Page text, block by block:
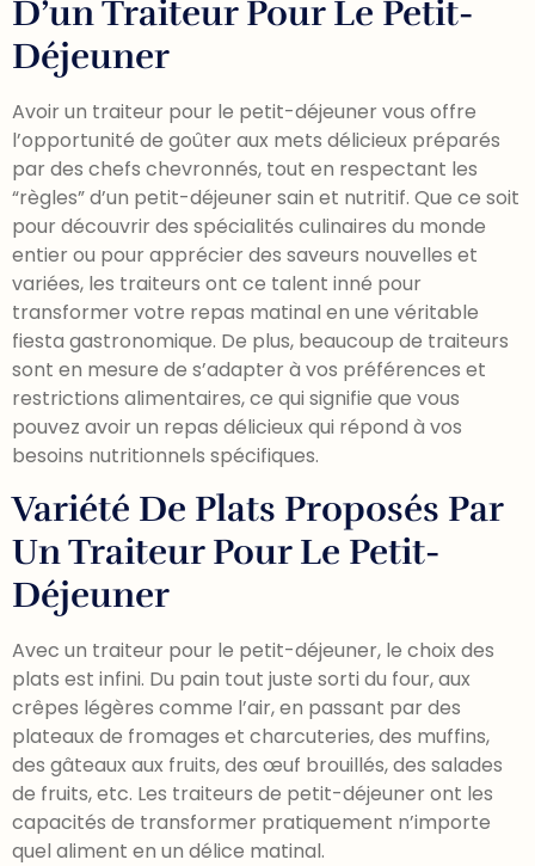
D’un Traiteur Pour Le Petit-
Déjeuner
Avoir un traiteur pour le petit-déjeuner vous offre
l’opportunité de goûter aux mets délicieux préparés
par des chefs chevronnés, tout en respectant les
“règles” d’un petit-déjeuner sain et nutritif. Que ce soit
pour découvrir des spécialités culinaires du monde
entier ou pour apprécier des saveurs nouvelles et
variées, les traiteurs ont ce talent inné pour
transformer votre repas matinal en une véritable
fiesta gastronomique. De plus, beaucoup de traiteurs
sont en mesure de s’adapter à vos préférences et
restrictions alimentaires, ce qui signifie que vous
pouvez avoir un repas délicieux qui répond à vos
besoins nutritionnels spécifiques.
Variété De Plats Proposés Par
Un Traiteur Pour Le Petit-
Déjeuner
Avec un traiteur pour le petit-déjeuner, le choix des
plats est infini. Du pain tout juste sorti du four, aux
crêpes légères comme l’air, en passant par des
plateaux de fromages et charcuteries, des muffins,
des gâteaux aux fruits, des œuf brouillés, des salades
de fruits, etc. Les traiteurs de petit-déjeuner ont les
capacités de transformer pratiquement n’importe
quel aliment en un délice matinal.